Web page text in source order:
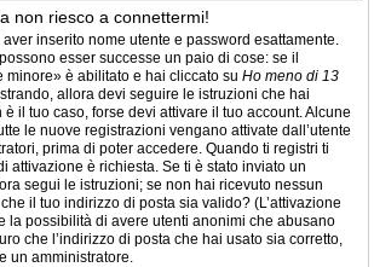
non riesco a connettermi!
inserito nome utente e password esattamente.
esser successe un paio di cose: se il
minore» è abilitato e hai cliccato su Ho meno di 13
allora devi seguire le istruzioni che hai
il tuo caso, forse devi attivare il tuo account. Alcune
le nuove registrazioni vengano attivate dall’utente
prima di poter accedere. Quando ti registri ti
attivazione è richiesta. Se ti è stato inviato un
segui le istruzioni; se non hai ricevuto nessun
il tuo indirizzo di posta sia valido? (L’attivazione
la possibilità di avere utenti anonimi che abusano
che l’indirizzo di posta che hai usato sia corretto,
un amministratore.